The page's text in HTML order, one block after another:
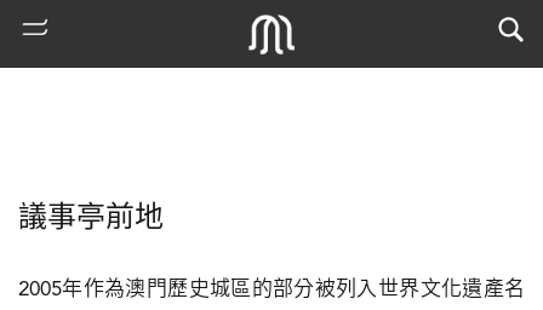
議事亭前地
2005年作為澳門歷史城區的部分被列入世界文化遺產名